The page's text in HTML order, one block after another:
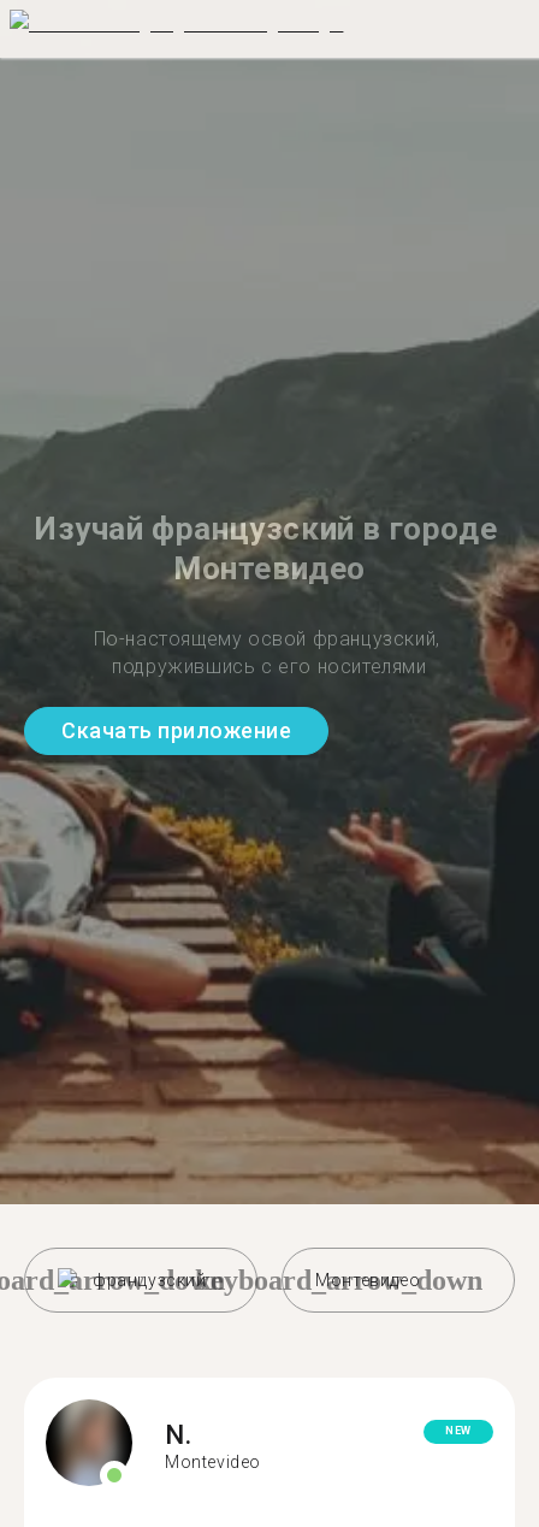
Изучай французский в городе
Монтевидео
По-настоящему освой французский,
подружившись с его носителями
Скачать приложение
французский Монтевидео
keyboard_arrow_down
N.
Montevideo
NEW